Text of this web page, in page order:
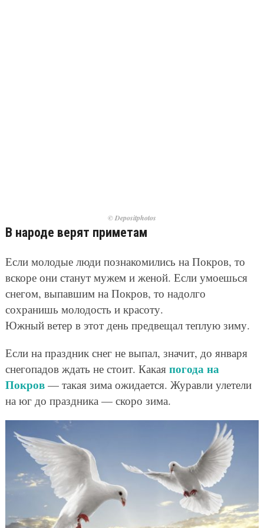
© Depositphotos
В народе верят приметам
Если молодые люди познакомились на Покров, то
вскоре они станут мужем и женой. Если умоешься
снегом, выпавшим на Покров, то надолго
сохранишь молодость и красоту.
Южный ветер в этот день предвещал теплую зиму.
Если на праздник снег не выпал, значит, до января
снегопадов ждать не стоит. Какая погода на
Покров— такая зима ожидается. Журавли улетели
на юг до праздника — скоро зима.